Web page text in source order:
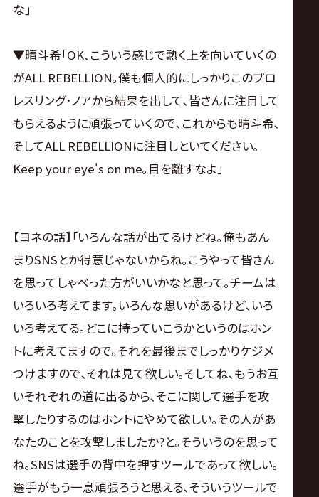
な｣
▼晴斗希｢OK､こういう感じで熱く上を向いていくの
がALL REBELLION｡僕も個人的にしっかりこのプロ
レスリング･ノアから結果を出して､皆さんに注目して
もらえるように頑張っていくので､これからも晴斗希､
そしてALL REBELLIONに注目しといてください｡
Keep your eye's on me｡目を離すなよ｣
【ヨネの話】｢いろんな話が出てるけどね｡俺もあん
まりSNSとか得意じゃないからね｡こうやって皆さん
を思ってしゃべった方がいいかなと思って｡チームは
いろいろ考えてます｡いろんな思いがあるけど､いろ
いろ考えてる｡どこに持っていこうかというのはホン
トに考えてますので｡それを最後までしっかりケジメ
つけますので､それは見て欲しい｡そしてね､もうお互
いそれぞれの道に出るから､そこに関して選手を攻
撃したりするのはホントにやめて欲しい｡その人があ
なたのことを攻撃しましたか?と｡そういうのを思って
ね｡SNSは選手の背中を押すツールであって欲しい｡
選手がもう一息頑張ろうと思える､そういうツールで